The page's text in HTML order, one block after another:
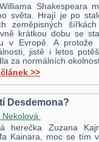
Shakespeara
světa. Hrají je po
zeměpisných
krátkou dobu se
v Evropě. A protože
jistě i letos
za normálních
>>
Desdemona?
Nekolová
herečka Zuzana
Kainara, moc se tím